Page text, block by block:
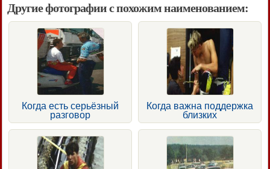
Другие фотографии с похожим наименованием:
Когда есть серьёзный
разговор
Когда важна поддержка
близких